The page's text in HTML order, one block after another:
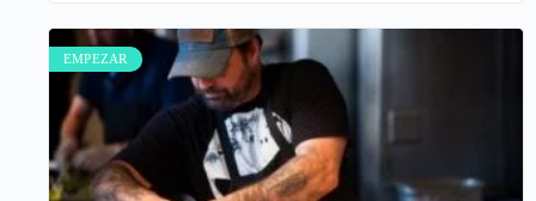
✅ Fácil de usar.
EMPEZAR